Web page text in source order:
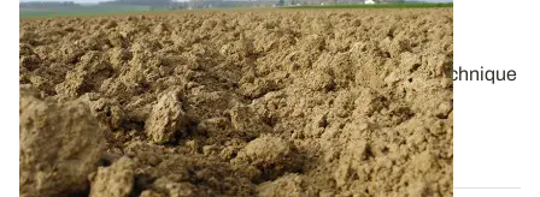
NORMANDIE / HAUTS-DE-FRANCE
Semis de Lin fibre : ne pas se précipiter
Le semis est une étape essentielle de l’itinéraire technique
du lin fibre. Sa réussite...
17 MARS 2022